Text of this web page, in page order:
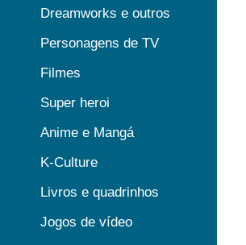
Dreamworks e outros
Personagens de TV
Filmes
Super heroi
Anime e Mangá
K-Culture
Livros e quadrinhos
Jogos de vídeo